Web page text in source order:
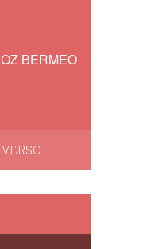
BERMEO